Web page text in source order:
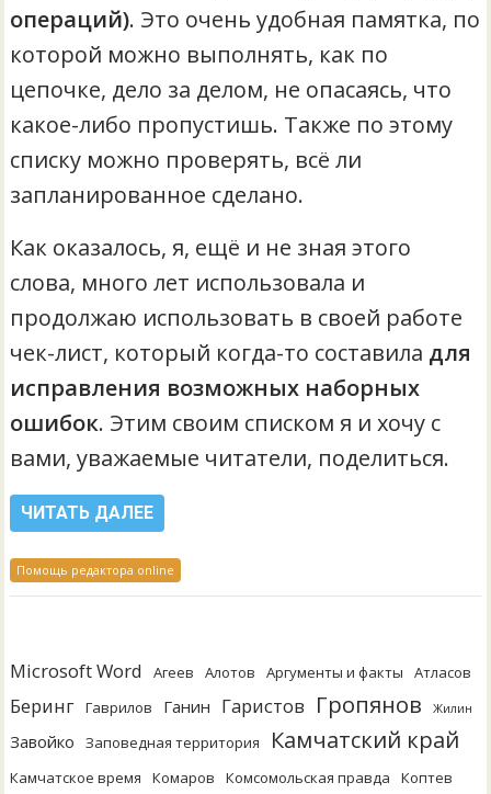
операций). Это очень удобная памятка, по
которой можно выполнять, как по
цепочке, дело за делом, не опасаясь, что
какое-либо пропустишь. Также по этому
списку можно проверять, всё ли
запланированное сделано.
Как оказалось, я, ещё и не зная этого
слова, много лет использовала и
продолжаю использовать в своей работе
чек-лист, который когда-то составила для
исправления возможных наборных
ошибок. Этим своим списком я и хочу с
вами, уважаемые читатели, поделиться.
ЧИТАТЬ ДАЛЕЕ
Помощь редактора online
Microsoft Word Агеев Алотов Аргументы и факты Атласов
Беринг Гаврилов Ганин Гаристов Гропянов Жилин
Завойко Заповедная территория Камчатский край
Камчатское время Комаров Комсомольская правда
Коптев